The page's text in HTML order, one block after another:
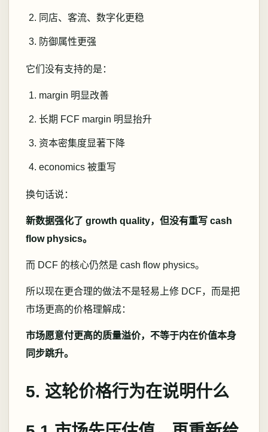
同店、客流、数字化更稳
防御属性更强
它们没有支持的是：
margin 明显改善
长期 FCF margin 明显抬升
资本密集度显著下降
economics 被重写
换句话说：
新数据强化了 growth quality，但没有重写 cash
flow physics。
而 DCF 的核心仍然是 cash flow physics。
所以现在更合理的做法不是轻易上修 DCF，而是把
市场更高的价格理解成：
市场愿意付更高的质量溢价，不等于内在价值本身
同步跳升。
5. 这轮价格行为在说明什么